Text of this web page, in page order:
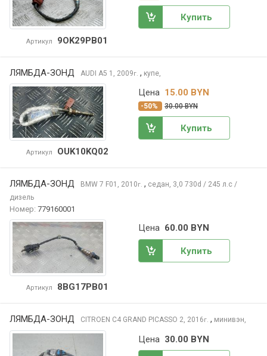
Артикул 9OK29PB01
Купить
ЛЯМБДА-ЗОНД AUDI A5 1, 2009г. , купе,
Артикул OUK10KQ02
Цена 15.00 BYN
-50% 30.00 BYN
Купить
ЛЯМБДА-ЗОНД BMW 7 F01, 2010г. , седан, 3,0 730d / 245 л.с /
дизель
Номер: 779160001
Артикул 8BG17PB01
Цена 60.00 BYN
Купить
ЛЯМБДА-ЗОНД CITROEN C4 GRAND PICASSO 2, 2016г. , минивэн,
Цена 30.00 BYN